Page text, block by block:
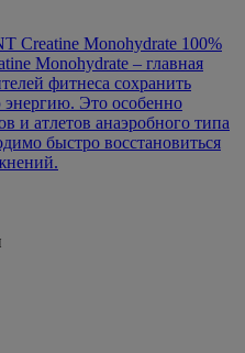
Creatine Monohydrate 100%
Monohydrate – главная
фитнеса сохранить
Это особенно
и атлетов анаэробного типа
быстро восстановиться